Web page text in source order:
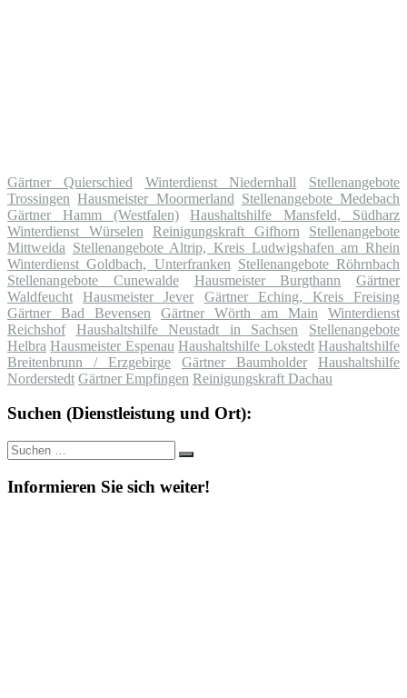
Gärtner Quierschied Winterdienst Niedernhall
Stellenangebote
Trossingen Hausmeister Moormerland Stellenangebote Medebach
Gärtner Hamm (Westfalen)
Haushaltshilfe Mansfeld, Südharz
Winterdienst Würselen
Reinigungskraft Gifhorn
Stellenangebote
Mittweida Stellenangebote Altrip, Kreis Ludwigshafen am Rhein
Winterdienst Goldbach, Unterfranken Stellenangebote Röhrnbach
Stellenangebote Cunewalde
Hausmeister Burgthann
Gärtner
Waldfeucht
Hausmeister Jever
Gärtner Eching, Kreis Freising
Gärtner Bad Bevensen
Gärtner Wörth am Main
Winterdienst
Reichshof
Haushaltshilfe Neustadt in Sachsen
Stellenangebote
Helbra Hausmeister Espenau Haushaltshilfe Lokstedt Haushaltshilfe
Breitenbrunn / Erzgebirge
Gärtner Baumholder
Haushaltshilfe
Norderstedt Gärtner Empfingen Reinigungskraft Dachau
Suchen (Dienstleistung und Ort):
Suche
nach:
Suchen
Informieren Sie sich weiter!